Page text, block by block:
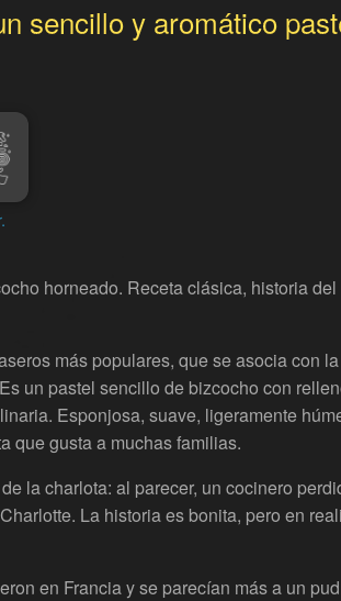
sencillo y aromático
horneado. Receta clásica, historia
más populares, que se asocia con
un pastel sencillo de bizcocho con
Esponjosa, suave, ligeramente
que gusta a muchas familias.
la charlota: al parecer, un cocinero
La historia es bonita, pero en
en Francia y se parecían más a un